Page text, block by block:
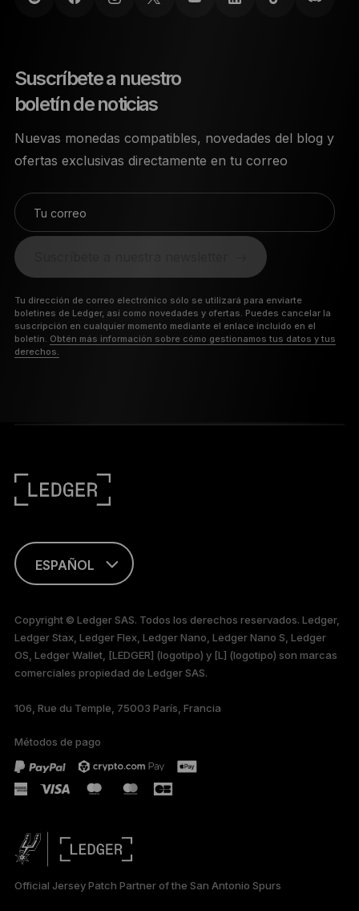
Suscríbete a nuestro
boletín de noticias
Nuevas monedas compatibles, novedades del blog y
ofertas exclusivas directamente en tu correo
Tu correo
Tu dirección de correo electrónico sólo se utilizará para enviarte
boletines de Ledger, así como novedades y ofertas. Puedes cancelar la
suscripción en cualquier momento mediante el enlace incluido en el
boletín. Obtén más información sobre cómo gestionamos tus datos y tus
derechos.
ESPAÑOL
FRANÇAIS
TÜRKÇE
DEUTSCH
PORTUGUÊS
РУССКИЙ
日本語
Copyright © Ledger SAS. Todos los derechos reservados. Ledger,
Ledger Stax, Ledger Flex, Ledger Nano, Ledger Nano S, Ledger
OS, Ledger Wallet, [LEDGER] (logotipo) y [L] (logotipo) son marcas
comerciales propiedad de Ledger SAS.
106, Rue du Temple, 75003 París, Francia
Métodos de pago
Official Jersey Patch Partner of the San Antonio Spurs